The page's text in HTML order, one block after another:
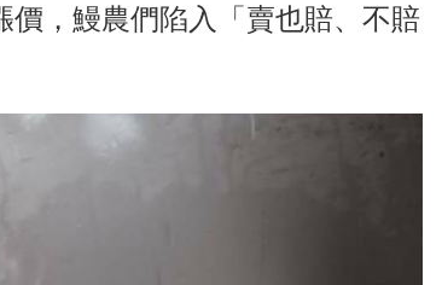
價，鰻農們陷入「賣也賠、不賠